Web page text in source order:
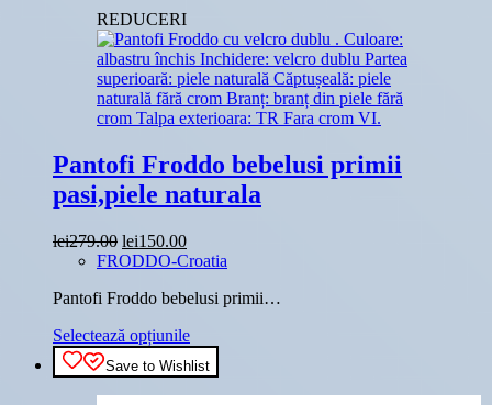
multe
variații.
Opțiunile
pot
fi
alese
pagina
produsului.
REDUCERI
Pantofi Froddo bebelusi primii
pasi,piele naturala
lei279.00 Prețul
inițial
fost:
lei150.00Prețul
curent
lei150.00.
FRODDO-Croatia
Pantofi Froddo bebelusi primii…
Selectează opțiunileAcest
produs
are
mai
Save to Wishlist